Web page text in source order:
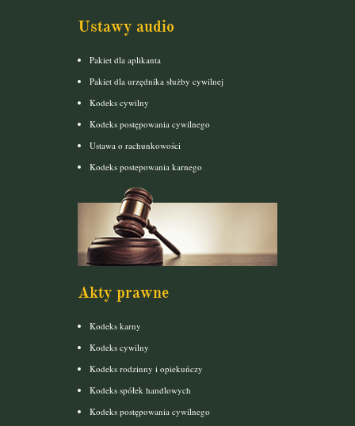
Ustawy audio
Pakiet dla aplikanta
Pakiet dla urzędnika służby cywilnej
Kodeks cywilny
Kodeks postępowania cywilnego
Ustawa o rachunkowości
Kodeks postepowania karnego
Akty prawne
Kodeks karny
Kodeks cywilny
Kodeks rodzinny i opiekuńczy
Kodeks spółek handlowych
Kodeks postępowania cywilnego